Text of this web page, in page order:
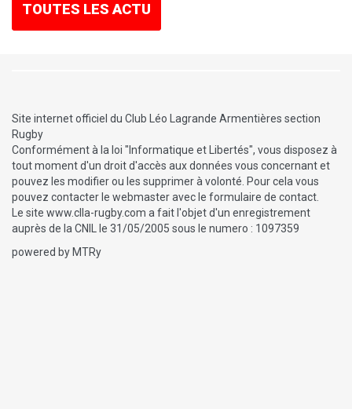
TOUTES LES ACTU
Site internet officiel du Club Léo Lagrande Armentières section
Rugby
Conformément à la loi "Informatique et Libertés", vous disposez à
tout moment d'un droit d'accès aux données vous concernant et
pouvez les modifier ou les supprimer à volonté. Pour cela vous
pouvez contacter le webmaster avec le formulaire de contact.
Le site www.clla-rugby.com a fait l'objet d'un enregistrement
auprès de la CNIL le 31/05/2005 sous le numero : 1097359
powered by MTRy